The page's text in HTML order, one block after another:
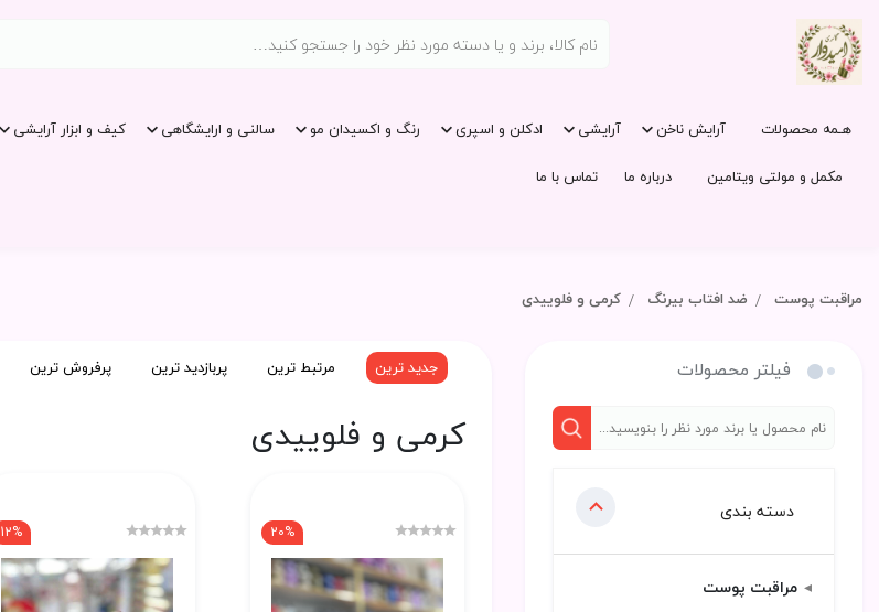
هـمه محصولات آرایش ناخن آرایشی ادکلن و اسپری رنگ و اکسیدان مو سالنی و ارایشگاهی کیف و ابزار آرایشی
مکمل و مولتی ویتامین
درباره ما تماس با ما
مراقبت پوست ضد افتاب بیرنگ کرمی و فلوییدی
فیلتر محصولات
دسته بندی
مراقبت پوست
جدید ترین مرتبط ترین پربازدید ترین پرفروش ترین
کرمی و فلوییدی
20%
12%